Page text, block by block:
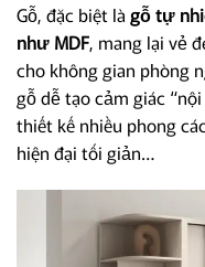
Gỗ, đặc biệt là gỗ tự
như MDF, mang lại vẻ
cho không gian phòng
gỗ dễ tạo cảm giác
thiết kế nhiều phong
hiện đại tối giản…